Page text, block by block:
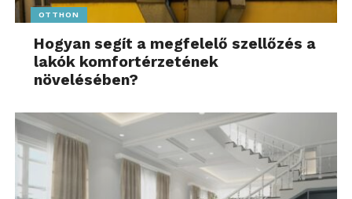
OTTHON
Hogyan segít a megfelelő szellőzés a
lakók komfortérzetének
növelésében?